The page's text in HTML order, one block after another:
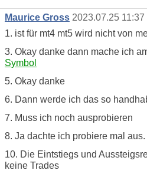
Maurice Gross 2023.07.25 11:37
1. ist für mt4 mt5 wird nicht von
3. Okay danke dann mache ich
Symbol
5. Okay danke
6. Dann werde ich das so
7. Muss ich noch ausprobieren
8. Ja dachte ich probiere mal aus.
10. Die Eintstiegs und
keine Trades